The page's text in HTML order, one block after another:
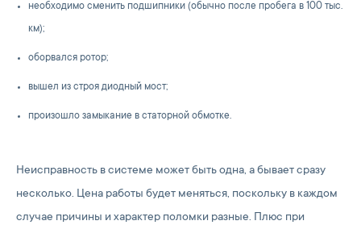
необходимо сменить подшипники (обычно после пробега в 100 тыс.
км);
оборвался ротор;
вышел из строя диодный мост;
произошло замыкание в статорной обмотке.
Неисправность в системе может быть одна, а бывает сразу
несколько. Цена работы будет меняться, поскольку в каждом
случае причины и характер поломки разные. Плюс при